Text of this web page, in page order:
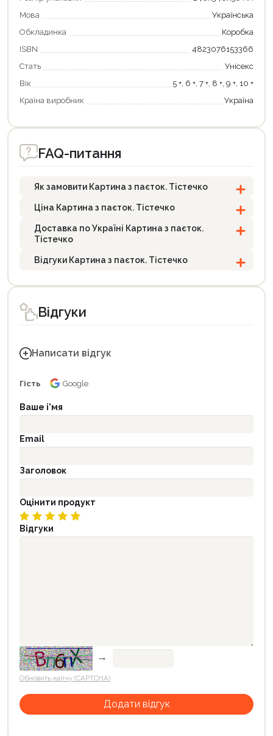
Мова
Українська
Обкладинка
Коробка
ISBN
4823076153366
Стать
Унісекс
Вік
5 +, 6 +, 7 +, 8 +, 9 +, 10 +
Країна виробник
Україна
FAQ-питання
Як замовити Картина з паєток. Тістечко
Ціна Картина з паєток. Тістечко
Доставка по Україні Картина з паєток.
Тістечко
Відгуки Картина з паєток. Тістечко
Відгуки
Написати відгук
Гість Google
Ваше і'мя
Email
Заголовок
Оцінити продукт
Відгуки
→
Обновить капчу (CAPTCHA)
Продовжити покупки